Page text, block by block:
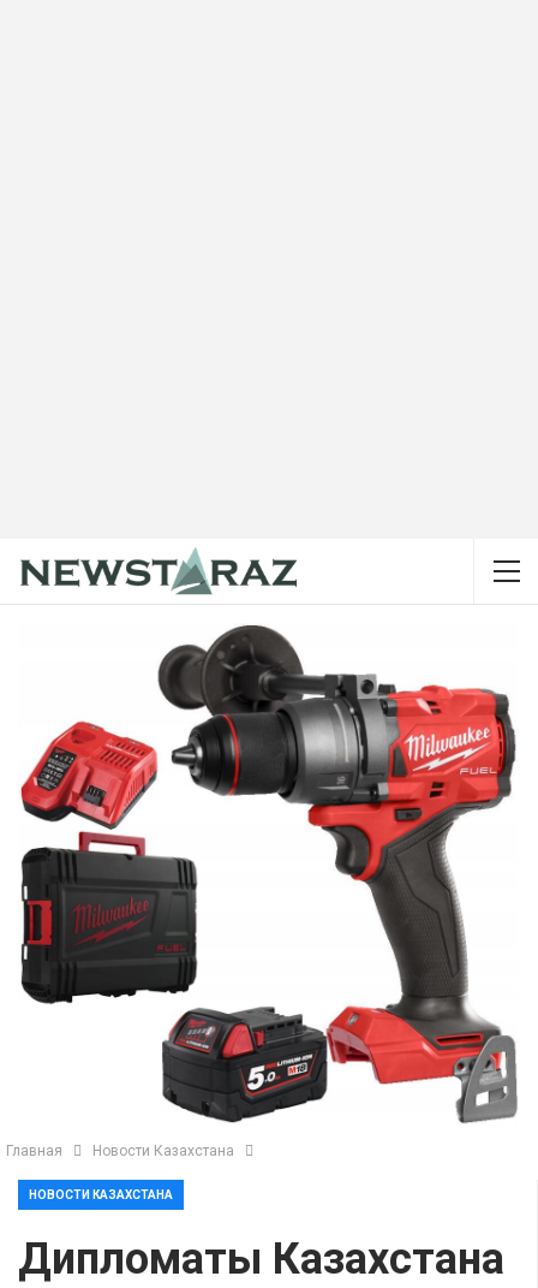
Главная Новости Казахстана
НОВОСТИ КАЗАХСТАНА
Дипломаты Казахстана